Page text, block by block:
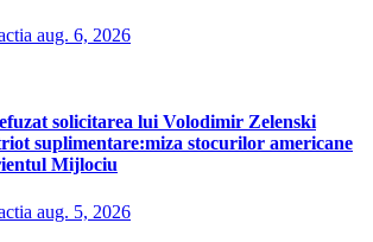
aug. 6, 2026
solicitarea lui Volodimir Zelenski
suplimentare:miza stocurilor americane
Mijlociu
aug. 5, 2026